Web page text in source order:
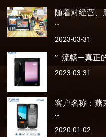
随着对经营、
···
2023-03-31
² 流畅—真正
2023-03-31
客户名称：燕
···
2020-01-02